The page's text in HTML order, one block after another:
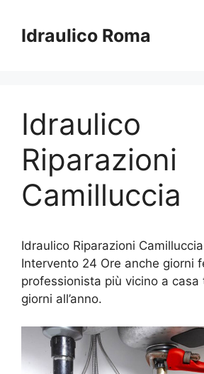
contenuto
Idraulico Roma
Idraulico
Riparazioni
Camilluccia
Idraulico Riparazioni
Intervento 24 Ore anche giorni
professionista più vicino a
giorni all’anno.